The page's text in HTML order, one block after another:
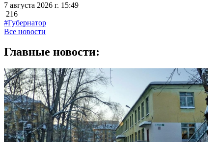
7 августа 2026 г. 15:49
216
#Губернатор
Все новости
Главные новости: